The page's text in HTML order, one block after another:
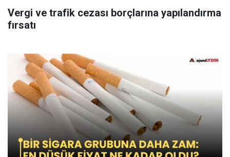
Vergi ve trafik cezası borçlarına yapılandırma
fırsatı